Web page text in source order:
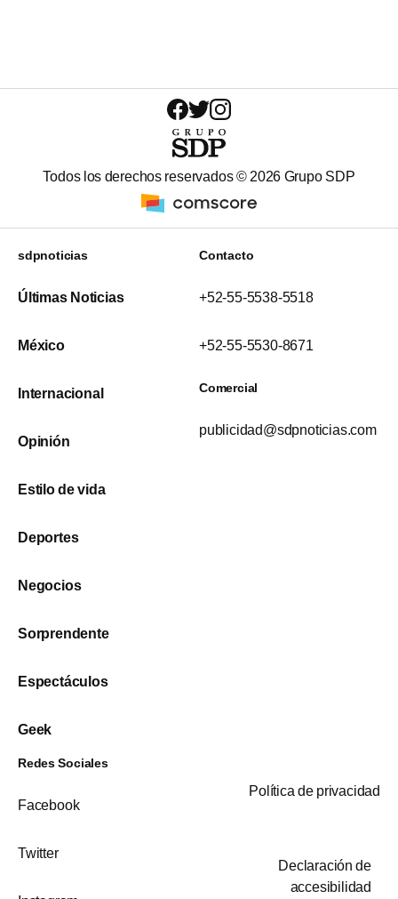
Todos los derechos reservados © 2026 Grupo SDP
sdpnoticias
Últimas Noticias
México
Internacional
Opinión
Estilo de vida
Deportes
Negocios
Sorprendente
Espectáculos
Geek
Contacto
+52-55-5538-5518
+52-55-5530-8671
Comercial
publicidad@sdpnoticias.com
Redes Sociales
Facebook
Twitter
Política de privacidad
Declaración de
accesibilidad